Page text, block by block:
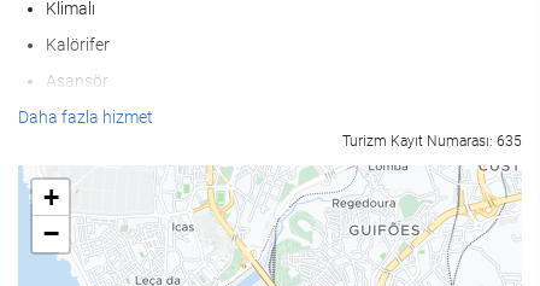
Klimalı
Kalörifer
Asansör
Sigar İçilmeyen Oda
Evcil hayvanlar kabul edilmez
Yiyecek ve içecek
Daha fazla hizmet
Turizm Kayıt Numarası: 635
+
−